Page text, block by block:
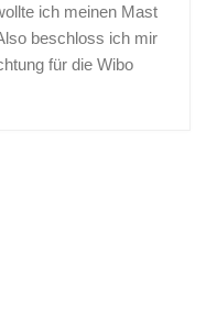
ich meinen Mast
beschloss ich mir
für die Wibo